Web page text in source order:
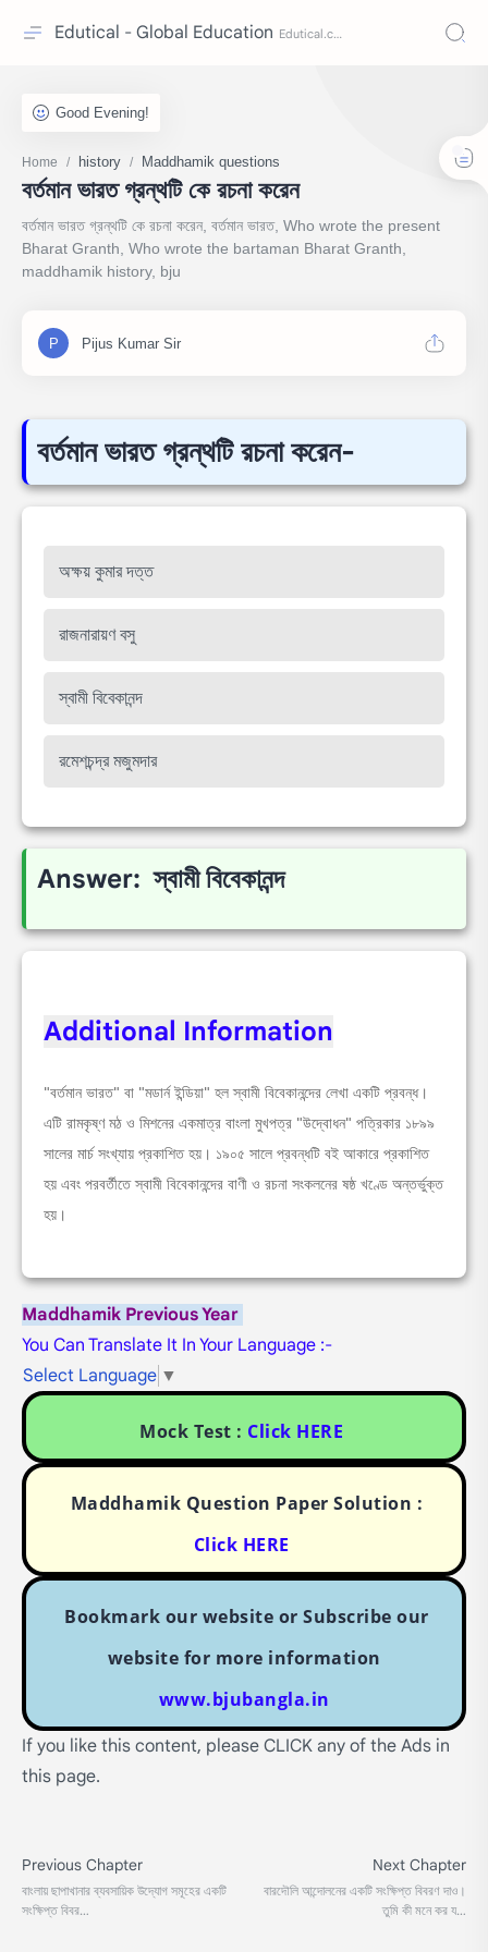
Edutical - Global Education
Home history Maddhamik questions
বর্তমান ভারত গ্রন্থটি কে রচনা করেন
বর্তমান ভারত গ্রন্থটি কে রচনা করেন, বর্তমান ভারত, Who wrote the present
Bharat Granth, Who wrote the bartaman Bharat Granth,
maddhamik history, bju
বর্তমান ভারত গ্রন্থটি রচনা করেন-
অক্ষয় কুমার দত্ত
রাজনারায়ণ বসু
স্বামী বিবেকানন্দ
রমেশচন্দ্র মজুমদার
Answer: স্বামী বিবেকানন্দ
Additional Information
"বর্তমান ভারত" বা "মডার্ন ইন্ডিয়া" হল স্বামী বিবেকানন্দের লেখা একটি প্রবন্ধ।
এটি রামকৃষ্ণ মঠ ও মিশনের একমাত্র বাংলা মুখপত্র "উদ্বোধন" পত্রিকার ১৮৯৯
সালের মার্চ সংখ্যায় প্রকাশিত হয়। ১৯০৫ সালে প্রবন্ধটি বই আকারে প্রকাশিত
হয় এবং পরবর্তীতে স্বামী বিবেকানন্দের বাণী ও রচনা সংকলনের ষষ্ঠ খণ্ডে অন্তর্ভুক্ত
হয়।
Maddhamik Previous Year
You Can Translate It In Your Language :-
Select Language ▼
Mock Test : Click HERE
Maddhamik Question Paper Solution :
Click HERE
Bookmark our website or Subscribe our
website for more information
www.bjubangla.in
If you like this content, please CLICK any of the Ads in
this page.